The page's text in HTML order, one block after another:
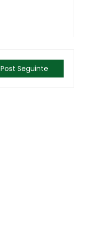
Post Seguinte